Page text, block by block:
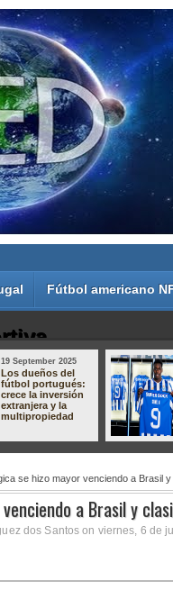
Fútbol americano
19 September 2025
Los dueños del
fútbol portugués:
crece la inversión
extranjera y la
multipropiedad
se hizo mayor venciendo a Brasil
a Brasil y
dos Santos on viernes, 6 de